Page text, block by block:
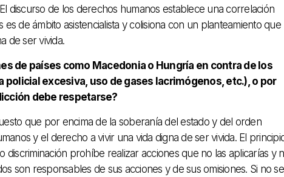
discurso de los derechos humanos establece una correlación
de ámbito asistencialista y colisiona con un planteamiento que
de ser vivida.
de países como Macedonia o Hungría en contra de los
excesiva, uso de gases lacrimógenos, etc.), o por
debe respetarse?
que por encima de la soberanía del estado y del orden
y el derecho a vivir una vida digna de ser vivida. El
prohíbe realizar acciones que no las aplicarías y
son responsables de sus acciones y de sus omisiones. Si no se